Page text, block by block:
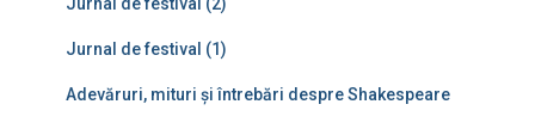
Jurnal de festival (1)
Adevăruri, mituri și întrebări despre Shakespeare